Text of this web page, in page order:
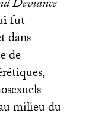
Deviance
fut
dans
de